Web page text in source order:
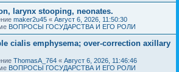
larynx stooping, neonates.
maker2u45 « Август 6, 2026, 11:50:30
ВОПРОСЫ ГОСУДАРСТВА И ЕГО РОЛИ
cialis emphysema; over-correction axillary
ThomasA_764 « Август 6, 2026, 11:46:46
ВОПРОСЫ ГОСУДАРСТВА И ЕГО РОЛИ